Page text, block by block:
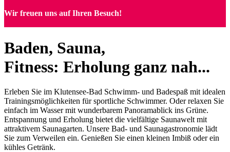
Wir freuen uns auf Ihren Besuch!
Baden, Sauna,
Fitness: Erholung ganz nah...
Erleben Sie im Klutensee-Bad Schwimm- und Badespaß mit idealen
Trainingsmöglichkeiten für sportliche Schwimmer. Oder relaxen Sie
einfach im Wasser mit wunderbarem Panoramablick ins Grüne.
Entspannung und Erholung bietet die vielfältige Saunawelt mit
attraktivem Saunagarten. Unsere Bad- und Saunagastronomie lädt
Sie zum Verweilen ein. Genießen Sie einen kleinen Imbiß oder ein
kühles Getränk.